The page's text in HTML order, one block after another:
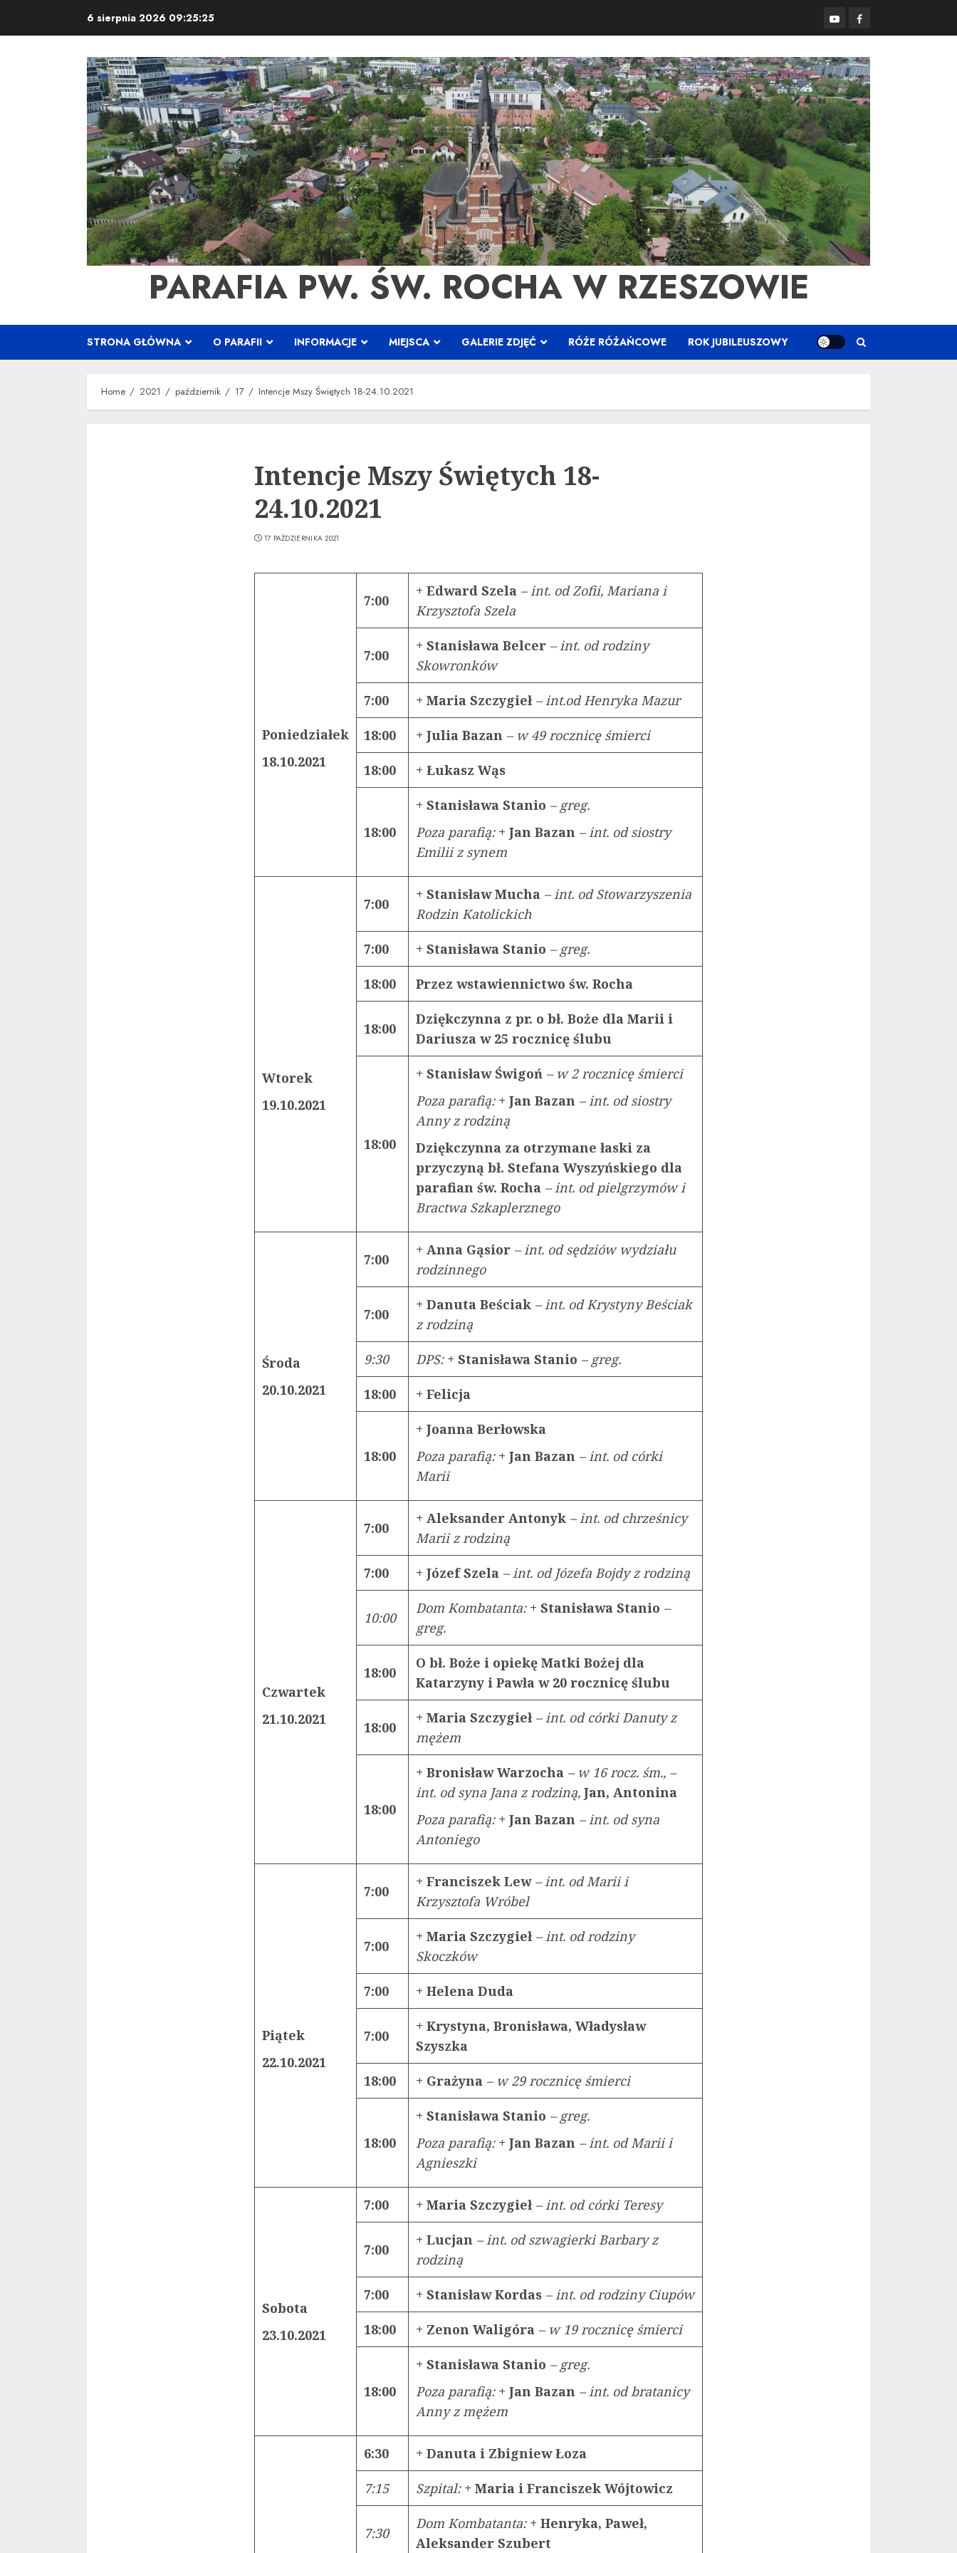
6 sierpnia 2026 09:25:26 YouTubeFacebook
PARAFIA PW. ŚW. ROCHA W RZESZOWIE
STRONA GŁÓWNA O PARAFII INFORMACJE MIEJSCA GALERIE ZDJĘĆ RÓŻE RÓŻAŃCOWE ROK JUBILEUSZOWY
Home 2021 październik 17 Intencje Mszy Świętych 18-24.10.2021
Intencje Mszy Świętych 18-
24.10.2021
17 PAŹDZIERNIKA 2021
Poniedziałek
18.10.2021
7:00
+ Edward Szela – int. od Zofii, Mariana i
Krzysztofa Szela
7:00
+ Stanisława Belcer – int. od rodziny
Skowronków
7:00 + Maria Szczygieł – int.od Henryka Mazur
18:00 + Julia Bazan – w 49 rocznicę śmierci
18:00 + Łukasz Wąs
18:00
+ Stanisława Stanio – greg.
Poza parafią: + Jan Bazan – int. od siostry
Emilii z synem
Wtorek
19.10.2021
7:00
+ Stanisław Mucha – int. od Stowarzyszenia
Rodzin Katolickich
7:00 + Stanisława Stanio – greg.
18:00 Przez wstawiennictwo św. Rocha
18:00
Dziękczynna z pr. o bł. Boże dla Marii i
Dariusza w 25 rocznicę ślubu
18:00
+ Stanisław Świgoń – w 2 rocznicę śmierci
Poza parafią: + Jan Bazan – int. od siostry
Anny z rodziną
Dziękczynna za otrzymane łaski za
przyczyną bł. Stefana Wyszyńskiego dla
parafian św. Rocha – int. od pielgrzymów i
Bractwa Szkaplerznego
Środa
20.10.2021
7:00
+ Anna Gąsior – int. od sędziów wydziału
rodzinnego
7:00
+ Danuta Beściak – int. od Krystyny Beściak
z rodziną
9:30 DPS: + Stanisława Stanio – greg.
18:00 + Felicja
18:00
+ Joanna Berłowska
Poza parafią: + Jan Bazan – int. od córki
Marii
Czwartek
21.10.2021
7:00
+ Aleksander Antonyk – int. od chrześnicy
Marii z rodziną
7:00 + Józef Szela – int. od Józefa Bojdy z rodziną
10:00
Dom Kombatanta: + Stanisława Stanio –
greg.
18:00
O bł. Boże i opiekę Matki Bożej dla
Katarzyny i Pawła w 20 rocznicę ślubu
18:00
+ Maria Szczygieł – int. od córki Danuty z
mężem
18:00
+ Bronisław Warzocha – w 16 rocz. śm., –
int. od syna Jana z rodziną, Jan, Antonina
Poza parafią: + Jan Bazan – int. od syna
Antoniego
Piątek
22.10.2021
7:00
+ Franciszek Lew – int. od Marii i
Krzysztofa Wróbel
7:00
+ Maria Szczygieł – int. od rodziny
Skoczków
7:00 + Helena Duda
7:00
+ Krystyna, Bronisława, Władysław
Szyszka
18:00 + Grażyna – w 29 rocznicę śmierci
18:00
+ Stanisława Stanio – greg.
Poza parafią: + Jan Bazan – int. od Marii i
Agnieszki
Sobota
23.10.2021
7:00 + Maria Szczygieł – int. od córki Teresy
7:00
+ Lucjan – int. od szwagierki Barbary z
rodziną
7:00 + Stanisław Kordas – int. od rodziny Ciupów
18:00 + Zenon Waligóra – w 19 rocznicę śmierci
18:00
+ Stanisława Stanio – greg.
Poza parafią: + Jan Bazan – int. od bratanicy
Anny z mężem
6:30 + Danuta i Zbigniew Łoza
7:15 Szpital: + Maria i Franciszek Wójtowicz
7:30
Dom Kombatanta:+ Henryka, Paweł,
Aleksander Szubert